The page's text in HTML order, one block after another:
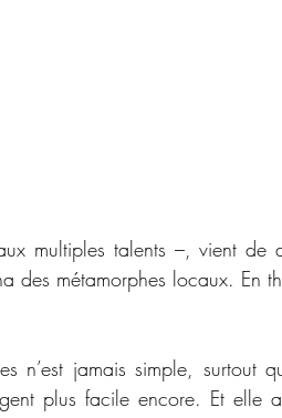
multiples talents –, vient de
des métamorphes locaux. En
n’est jamais simple, surtout
plus facile encore. Et elle